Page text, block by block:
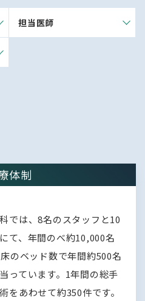
担当医師
体制
では、8名のスタッフと10
て、年間のべ約10,000名
のベッド数で年間約500名
っています。1年間の総手
をあわせて約350件です。